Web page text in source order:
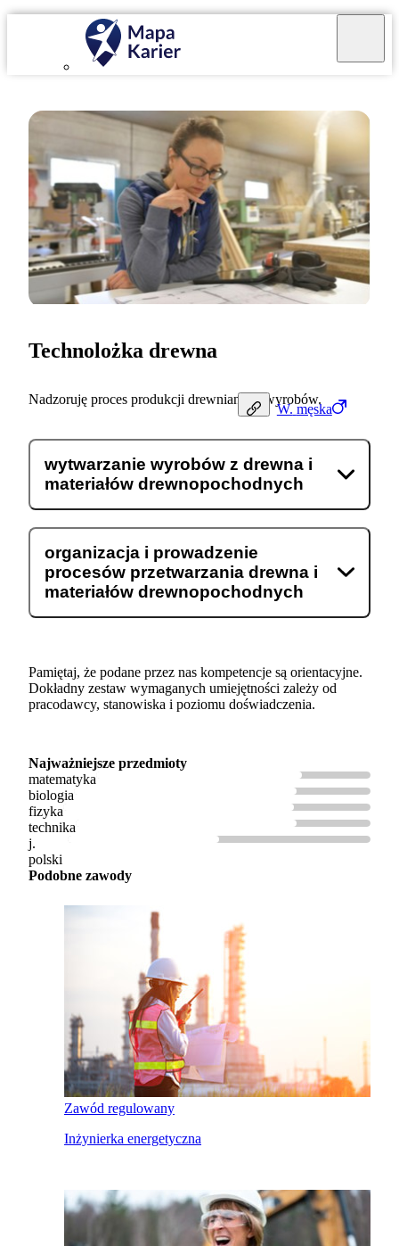
W. męska
Technolożka drewna
Nadzoruję proces produkcji drewnianych wyrobów.
wytwarzanie wyrobów z drewna i
materiałów drewnopochodnych
organizacja i prowadzenie
procesów przetwarzania drewna i
materiałów drewnopochodnych
Pamiętaj, że podane przez nas kompetencje są orientacyjne.
Dokładny zestaw wymaganych umiejętności zależy od
pracodawcy, stanowiska i poziomu doświadczenia.
Najważniejsze przedmioty
matematyka
biologia
fizyka
technika
j.
polski
Podobne zawody
Zawód regulowany
Inżynierka energetyczna